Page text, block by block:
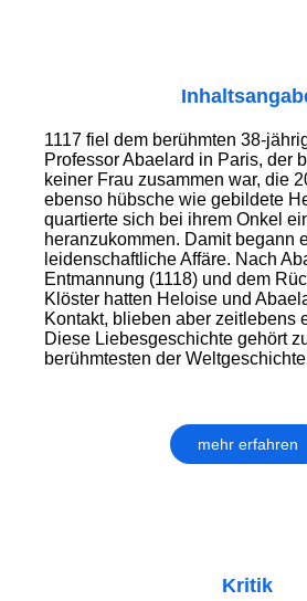
1117 fiel dem berühmten 38-
Professor Abaelard in Paris, der
keiner Frau zusammen war, die
ebenso hübsche wie gebildete
quartierte sich bei ihrem Onkel
heranzukommen. Damit begann
leidenschaftliche Affäre. Nach
Entmannung (1118) und dem
Klöster hatten Heloise und
Kontakt, blieben aber zeitlebens
Diese Liebesgeschichte gehört
berühmtesten der
mehr erfahren
Kritik